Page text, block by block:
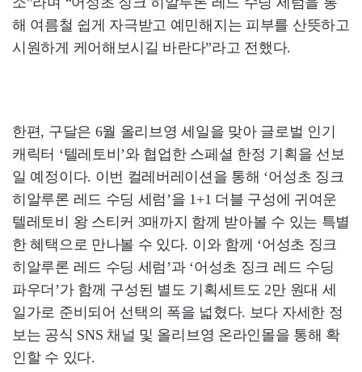
해 여름철 쉽게 자극받고 예민해지는 피부를 산뜻하고
시원하게 케어해보시길 바란다”라고 전했다.
한편, 구달은 6월 올리브영 세일을 맞아 글로벌 인기
캐릭터 ‘텔레토비’와 협업한 스페셜 한정 기획을 선보
일 예정이다. 이번 컬레버레이션을 통해 ‘어성초 징크
히알루론 레드 수딩 세럼’을 1+1 더블 구성에 귀여운
텔레토비 왕 스티커 3매까지 함께 받아볼 수 있는 특별
한 혜택으로 만나볼 수 있다. 이와 함께 ‘어성초 징크
히알루론 레드 수딩 세럼’과 ‘어성초 징크 레드 수딩
파우더’가 함께 구성된 별도 기획세트도 2만 원대 세
일가로 준비되어 선택의 폭을 넓혔다. 보다 자세한 정
보는 공식 SNS 채널 및 올리브영 온라인몰을 통해 확
인할 수 있다.